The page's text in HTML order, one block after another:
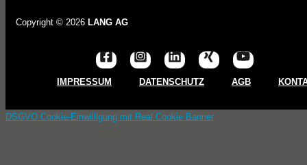
Copyright © 2026 LANG AG
IMPRESSUM DATENSCHUTZ AGB
DSGVO Cookie-Einwilligung mit Real Cookie Banner